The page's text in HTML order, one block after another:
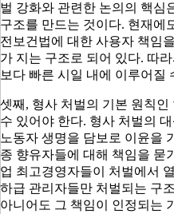
벌 강화와 관련한 논의의 핵심
구조를 만드는 것이다. 현재에
전보건법에 대한 사용자 책임
가 지는 구조로 되어 있다. 따
보다 빠른 시일 내에 이루어질
셋째 , 형사 처벌의 기본 원칙인
수 있어야 한다. 형사 처벌의
노동자 생명을 담보로 이윤을
종 향유자들에 대해 책임을 묻
업 최고경영자들이 처벌에서
하급 관리자들만 처벌되는 구
아니어도 그 책임이 인정되는